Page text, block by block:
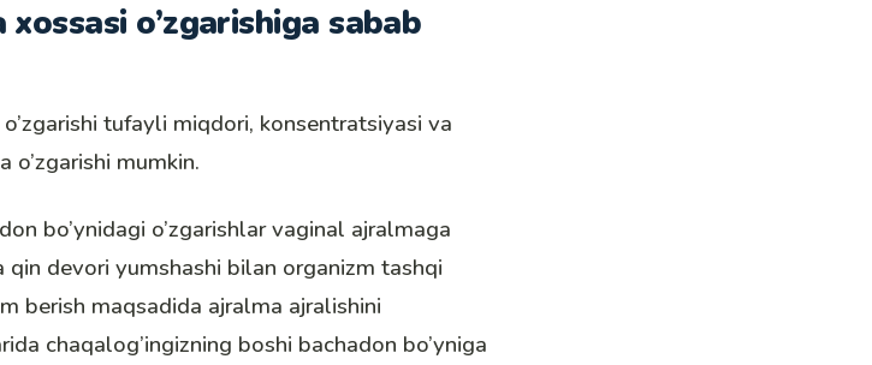
o’zgarishiga sabab
tufayli miqdori, konsentratsiyasi va
o’zgarishi mumkin.
bo’ynidagi o’zgarishlar vaginal ajralmaga
qin devori yumshashi bilan organizm tashqi
berish maqsadida ajralma ajralishini
chaqalog’ingizning boshi bachadon bo’yniga